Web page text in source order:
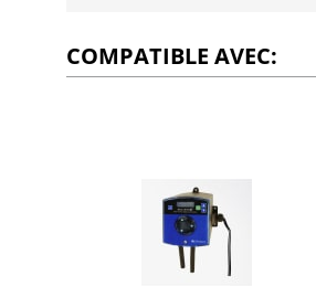
COMPATIBLE AVEC: